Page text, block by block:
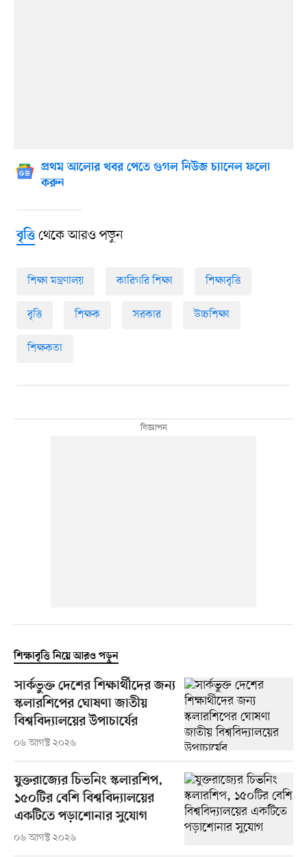
প্রথম আলোর খবর পেতে গুগল নিউজ চ্যানেল ফলো
করুন
বৃত্তিথেকে আরও পড়ুন
শিক্ষা মন্ত্রণালয় কারিগরি শিক্ষা শিক্ষাবৃত্তি
বৃত্তি শিক্ষক সরকার উচ্চশিক্ষা
শিক্ষকতা
শিক্ষাবৃত্তি নিয়ে আরও পড়ুন
সার্কভুক্ত দেশের শিক্ষার্থীদের জন্য
স্কলারশিপের ঘোষণা জাতীয়
বিশ্ববিদ্যালয়ের উপাচার্যের
০৬ আগস্ট ২০২৬
যুক্তরাজ্যের চিভনিং স্কলারশিপ,
১৫০টির বেশি বিশ্ববিদ্যালয়ের
একটিতে পড়াশোনার সুযোগ
০৬ আগস্ট ২০২৬